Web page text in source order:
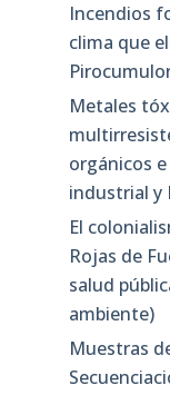
Incendios
clima que
Metales
orgánicos
industrial y
El
Rojas de
salud
ambiente)
Muestras